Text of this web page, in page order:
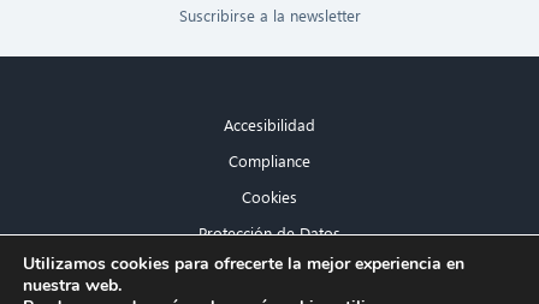
Suscribirse a la newsletter
Accesibilidad
Compliance
Cookies
Protección de Datos
Aviso legal
Utilizamos cookies para ofrecerte la mejor experiencia en
nuestra web.